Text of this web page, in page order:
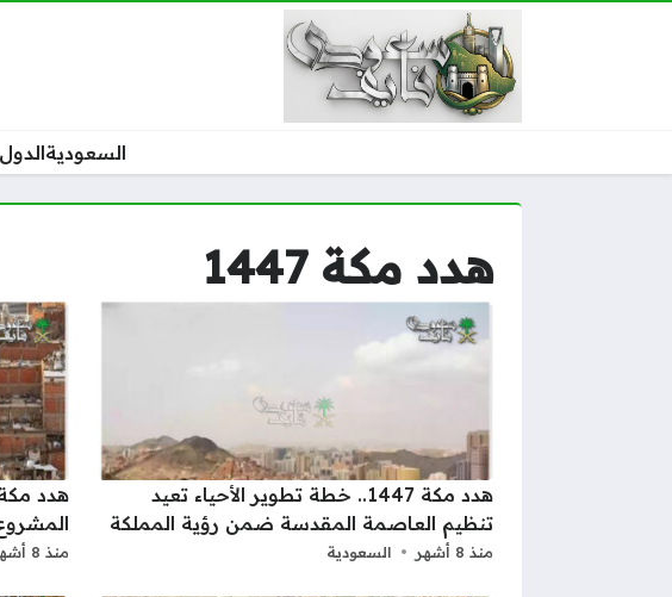
السعودية
هدد مكة 1447
هدد مكة 1447.. خطة تطوير الأحياء تعيد
تنظيم العاصمة المقدسة ضمن رؤية المملكة
منذ 8 أشهر السعودية
هدد
منذ 8 أشهر